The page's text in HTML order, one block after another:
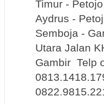
Timur -
Aydrus -
Semboja -
Utara Jalan
Gambir Telp